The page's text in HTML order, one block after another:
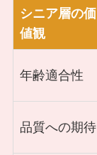
シニア層の価
値観
年齢適合性
品質への期待